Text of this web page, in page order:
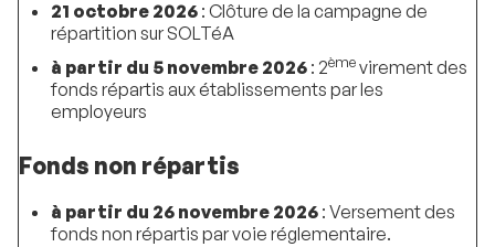
21 octobre 2026: Clôture de la campagne de
répartition sur SOLTéA
à partir du 5 novembre 2026: 2èmevirement des
fonds répartis aux établissements par les
employeurs
Fonds non répartis
à partir du 26 novembre 2026: Versement des
fonds non répartis par voie réglementaire.